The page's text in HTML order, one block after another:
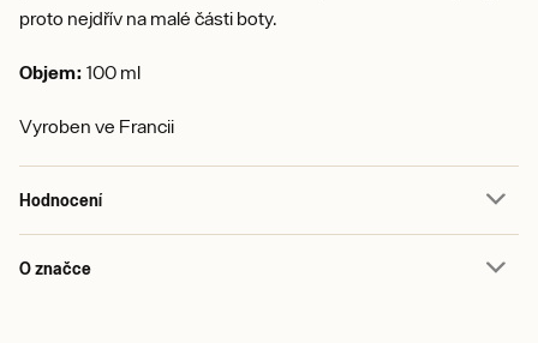
proto nejdřív na malé části boty.
Objem: 100 ml
Vyroben ve Francii
Hodnocení
O značce